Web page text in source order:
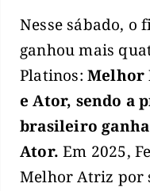
Nesse sábado, o
ganhou mais
Platinos: Melhor
e Ator, sendo a
brasileiro
Ator. Em 2025,
Melhor Atriz por